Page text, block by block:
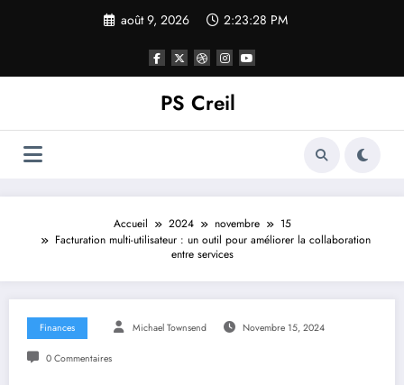
août 9, 2026 2:23:29 PM
PS Creil
Accueil 2024 novembre
15
Facturation multi-utilisateur : un outil pour améliorer la collaboration
entre services
Finances Michael Townsend Novembre 15, 2024
0 Commentaires